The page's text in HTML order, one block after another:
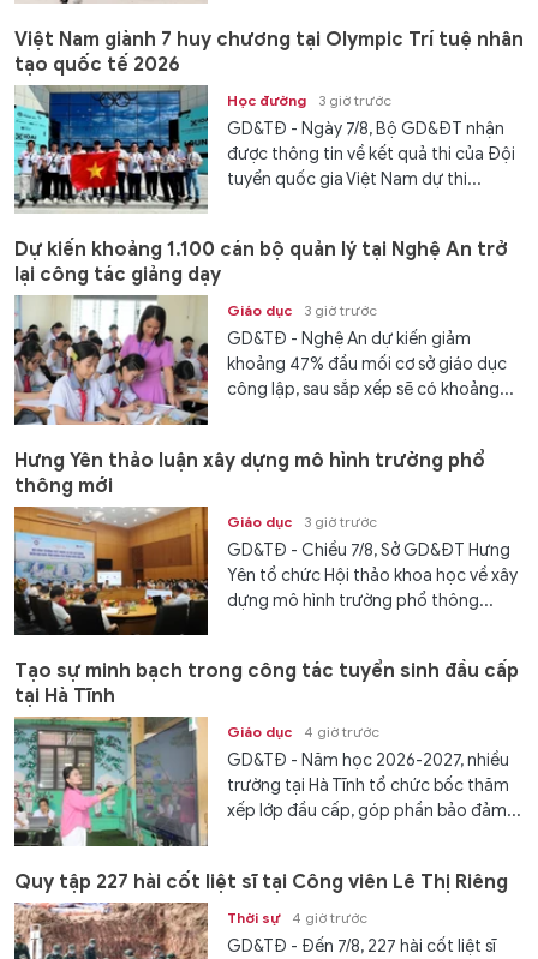
Việt Nam giành 7 huy chương tại Olympic Trí tuệ nhân
tạo quốc tế 2026
Học đường 3 giờ trước
GD&TĐ - Ngày 7/8, Bộ GD&ĐT nhận
được thông tin về kết quả thi của Đội
tuyển quốc gia Việt Nam dự thi...
Dự kiến khoảng 1.100 cán bộ quản lý tại Nghệ An trở
lại công tác giảng dạy
Giáo dục 3 giờ trước
GD&TĐ - Nghệ An dự kiến giảm
khoảng 47% đầu mối cơ sở giáo dục
công lập, sau sắp xếp sẽ có khoảng...
Hưng Yên thảo luận xây dựng mô hình trường phổ
thông mới
Giáo dục 3 giờ trước
GD&TĐ - Chiều 7/8, Sở GD&ĐT Hưng
Yên tổ chức Hội thảo khoa học về xây
dựng mô hình trường phổ thông...
Tạo sự minh bạch trong công tác tuyển sinh đầu cấp
tại Hà Tĩnh
Giáo dục 4 giờ trước
GD&TĐ - Năm học 2026-2027, nhiều
trường tại Hà Tĩnh tổ chức bốc thăm
xếp lớp đầu cấp, góp phần bảo đảm...
Quy tập 227 hài cốt liệt sĩ tại Công viên Lê Thị Riêng
Thời sự 4 giờ trước
GD&TĐ - Đến 7/8, 227 hài cốt liệt sĩ